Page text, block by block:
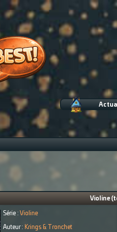
Violine
Série : Violine
Auteur : Krings & Tronchet